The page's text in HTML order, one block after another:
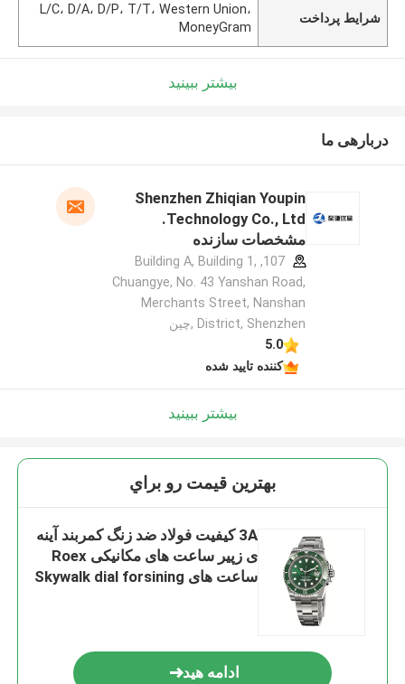
شرایط پرداخت
L/C، D/A، D/P، T/T، Western Union،
MoneyGram
بیشتر ببینید
دربارهی ما
Shenzhen Zhiqian Youpin
Technology Co., Ltd.
مشخصات سازنده
107, Building A, Building 1,
Chuangye, No. 43 Yanshan Road,
Merchants Street, Nanshan
District, Shenzhen ,چین
5.0
کننده تایید شده
بیشتر ببینید
بهترين قيمت رو براي
3A کیفیت فولاد ضد زنگ کمربند آینه
ی زپیر ساعت های مکانیکی Roex
ساعت های Skywalk dial forsining
ادامه هید